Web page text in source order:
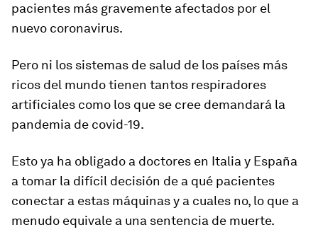
pacientes más gravemente afectados por el
nuevo coronavirus.
Pero ni los sistemas de salud de los países más
ricos del mundo tienen tantos respiradores
artificiales como los que se cree demandará la
pandemia de covid-19.
Esto ya ha obligado a doctores en Italia y España
a tomar la difícil decisión de a qué pacientes
conectar a estas máquinas y a cuales no, lo que a
menudo equivale a una sentencia de muerte.